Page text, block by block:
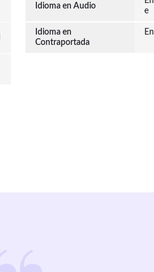
Idioma en Audio
e
Idioma en
Contraportada